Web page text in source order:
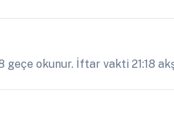
okunur. İftar vakti 21:18